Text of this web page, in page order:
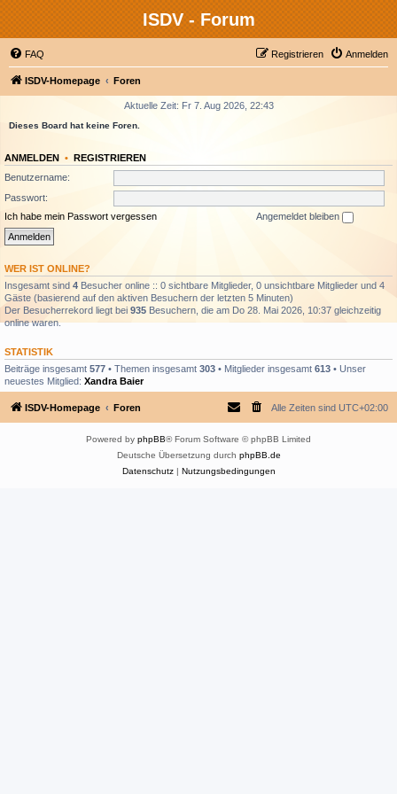
ISDV - Forum
FAQ Anmelden
Registrieren
ISDV-Homepage Foren
Aktuelle Zeit: Fr 7. Aug 2026, 22:43
Dieses Board hat keine Foren.
ANMELDEN • REGISTRIEREN
Benutzername:
Passwort:
Ich habe mein Passwort vergessen
Angemeldet bleiben
WER IST ONLINE?
Insgesamt sind 4 Besucher online :: 0 sichtbare Mitglieder, 0 unsichtbare Mitglieder und 4
Gäste (basierend auf den aktiven Besuchern der letzten 5 Minuten)
Der Besucherrekord liegt bei 935 Besuchern, die am Do 28. Mai 2026, 10:37 gleichzeitig
online waren.
STATISTIK
Beiträge insgesamt 577 • Themen insgesamt 303 • Mitglieder insgesamt 613 • Unser
neuestes Mitglied: Xandra Baier
ISDV-Homepage Foren Alle Zeiten sind UTC+02:00
Powered by phpBB® Forum Software © phpBB Limited
Deutsche Übersetzung durch phpBB.de
Datenschutz| Nutzungsbedingungen